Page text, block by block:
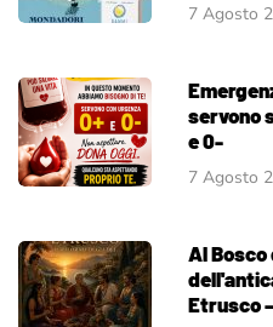
7 Agosto
servono
e 0-
7 Agosto
Al
Etrusco